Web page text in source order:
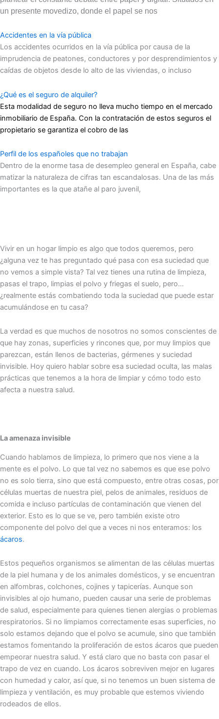
un presente movedizo, donde el papel se nos
Accidentes en la vía pública
Los accidentes ocurridos en la vía pública por causa de la
imprudencia de peatones, conductores y por desprendimientos y
caídas de objetos desde lo alto de las viviendas, o incluso
¿Qué es el seguro de alquiler?
Esta modalidad de seguro no lleva mucho tiempo en el mercado
inmobiliario de España. Con la contratación de estos seguros el
propietario se garantiza el cobro de las
Perfil de los españoles que no trabajan
Dentro de la enorme tasa de desempleo general en España, cabe
matizar la naturaleza de cifras tan escandalosas. Una de las más
importantes es la que atañe al paro juvenil,
Vivir en un hogar limpio es algo que todos queremos, pero
¿alguna vez te has preguntado qué pasa con esa suciedad que
no vemos a simple vista? Tal vez tienes una rutina de limpieza,
pasas el trapo, limpias el polvo y friegas el suelo, pero…
¿realmente estás combatiendo toda la suciedad que puede estar
acumulándose en tu casa?
La verdad es que muchos de nosotros no somos conscientes de
que hay zonas, superficies y rincones que, por muy limpios que
parezcan, están llenos de bacterias, gérmenes y suciedad
invisible. Hoy quiero hablar sobre esa suciedad oculta, las malas
prácticas que tenemos a la hora de limpiar y cómo todo esto
afecta a nuestra salud.
La amenaza invisible
Cuando hablamos de limpieza, lo primero que nos viene a la
mente es el polvo. Lo que tal vez no sabemos es que ese polvo
no es solo tierra, sino que está compuesto, entre otras cosas, por
células muertas de nuestra piel, pelos de animales, residuos de
comida e incluso partículas de contaminación que vienen del
exterior. Esto es lo que se ve, pero también existe otro
componente del polvo del que a veces ni nos enteramos: los
ácaros.
Estos pequeños organismos se alimentan de las células muertas
de la piel humana y de los animales domésticos, y se encuentran
en alfombras, colchones, cojines y tapicerías. Aunque son
invisibles al ojo humano, pueden causar una serie de problemas
de salud, especialmente para quienes tienen alergias o problemas
respiratorios. Si no limpiamos correctamente esas superficies, no
solo estamos dejando que el polvo se acumule, sino que también
estamos fomentando la proliferación de estos ácaros que pueden
empeorar nuestra salud. Y está claro que no basta con pasar el
trapo de vez en cuando. Los ácaros sobreviven mejor en lugares
con humedad y calor, así que, si no tenemos un buen sistema de
limpieza y ventilación, es muy probable que estemos viviendo
rodeados de ellos.